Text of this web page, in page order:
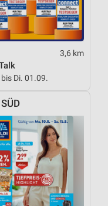
3,6 km
Di. 01.09.